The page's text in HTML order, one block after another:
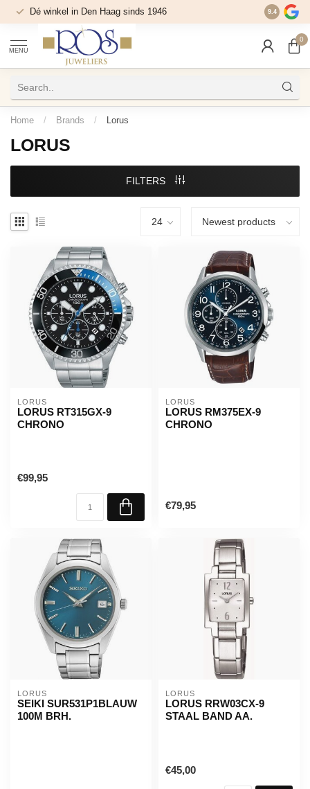
Dé winkel in Den Haag sinds 1946 9.4
MENU
0
Home / Brands / Lorus
LORUS
FILTERS
LORUS
LORUS RT315GX-9
CHRONO
€99,95
LORUS
LORUS RM375EX-9
CHRONO
€79,95
LORUS
SEIKI SUR531P1BLAUW
100M BRH.
LORUS
LORUS RRW03CX-9
STAAL BAND AA.
€45,00